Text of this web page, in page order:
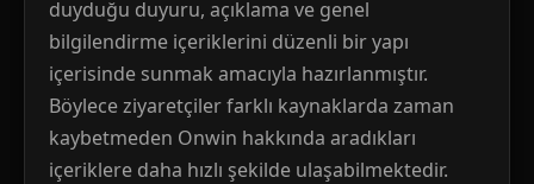
duyduğu duyuru, açıklama ve genel
bilgilendirme içeriklerini düzenli bir yapı
içerisinde sunmak amacıyla hazırlanmıştır.
Böylece ziyaretçiler farklı kaynaklarda zaman
kaybetmeden Onwin hakkında aradıkları
içeriklere daha hızlı şekilde ulaşabilmektedir.